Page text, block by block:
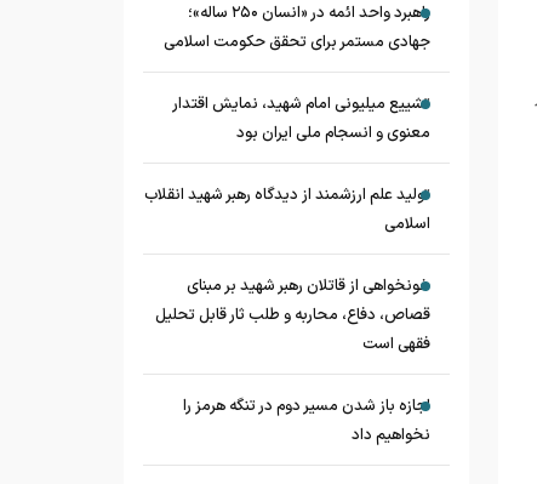
راهبرد واحد ائمه در «انسان ۲۵۰ ساله»؛
جهادی مستمر برای تحقق حکومت اسلامی
تشییع میلیونی امام شهید، نمایش اقتدار
معنوی و انسجام ملی ایران بود
تولید علم ارزشمند از دیدگاه رهبر شهید انقلاب
اسلامی
خونخواهی از قاتلان رهبر شهید بر مبنای
قصاص، دفاع، محاربه و طلب ثار قابل تحلیل
فقهی است
اجازه باز شدن مسیر دوم در تنگه هرمز را
نخواهیم داد